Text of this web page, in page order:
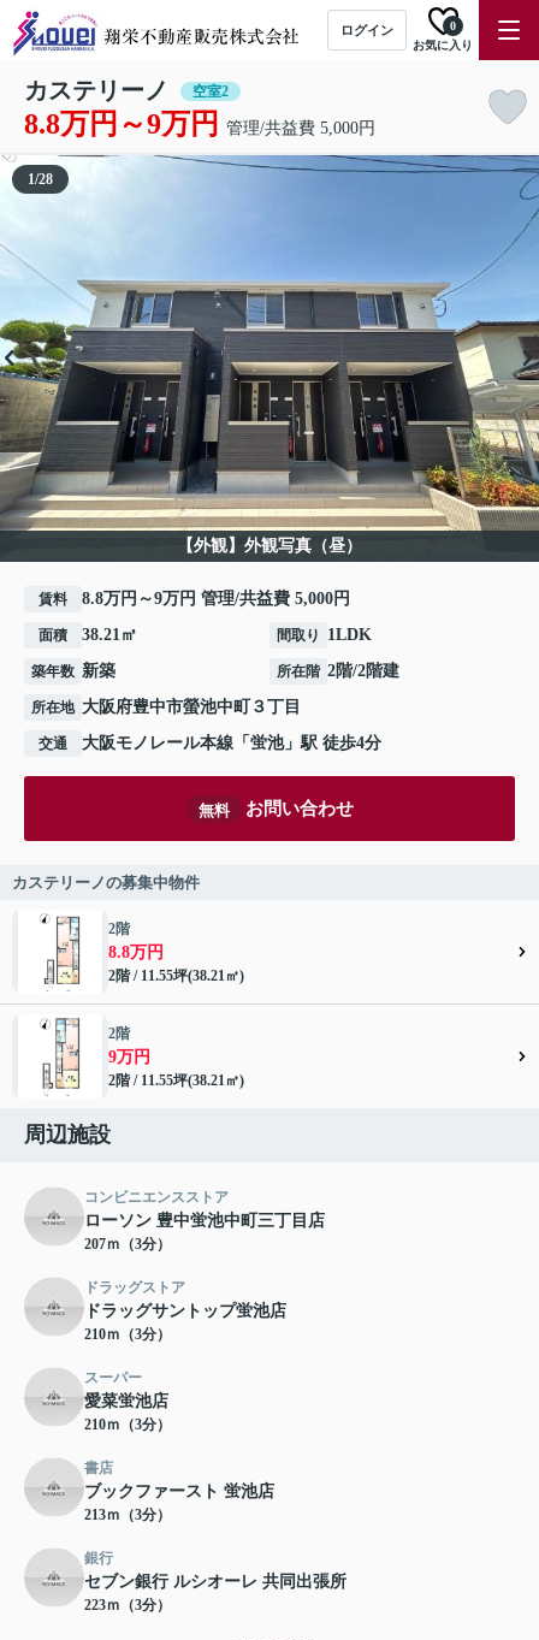
ログイン
お気に入り
0
カステリーノ 空室2
8.8万円～9万円 管理/共益費 5,000円
【外観】外観写真（昼）
1/28
賃料 8.8万円～9万円 管理/共益費 5,000円
面積 38.21㎡ 間取り 1LDK
築年数 新築 所在階 2階/2階建
所在地 大阪府豊中市螢池中町 ３丁目
交通 大阪モノレール本線 「 蛍池」駅 徒歩4分
無料 お問い合わせ
カステリーノの募集中物件
2階
8.8万円
2階 / 11.55坪(38.21㎡)
2階
9万円
2階 / 11.55坪(38.21㎡)
周辺施設
コンビニエンスストア
ローソン 豊中蛍池中町三丁目店
207ｍ（3分）
ドラッグストア
ドラッグサントップ蛍池店
210ｍ（3分）
スーパー
愛菜蛍池店
210ｍ（3分）
書店
ブックファースト 蛍池店
213ｍ（3分）
銀行
セブン銀行 ルシオーレ 共同出張所
223ｍ（3分）